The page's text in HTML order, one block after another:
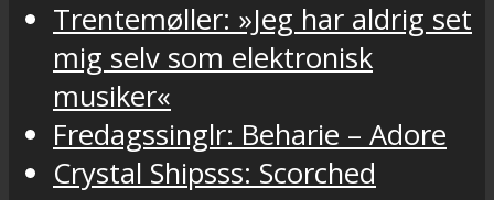
Trentemøller: »Jeg har aldrig set
mig selv som elektronisk
musiker«
Fredagssinglr: Beharie – Adore
Crystal Shipsss: Scorched